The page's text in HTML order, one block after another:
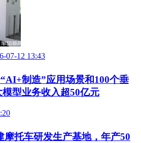
07-12 13:43
制造”应用场景和100个垂
型业务收入超50亿元
摩托车研发生产基地，年产50